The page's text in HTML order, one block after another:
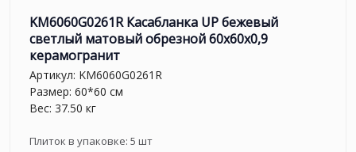
KM6060G0261R Касабланка UP бежевый
светлый матовый обрезной 60x60x0,9
керамогранит
Артикул: KM6060G0261R
Размер: 60*60 см
Вес: 37.50 кг
Плиток в упаковке: 5 шт